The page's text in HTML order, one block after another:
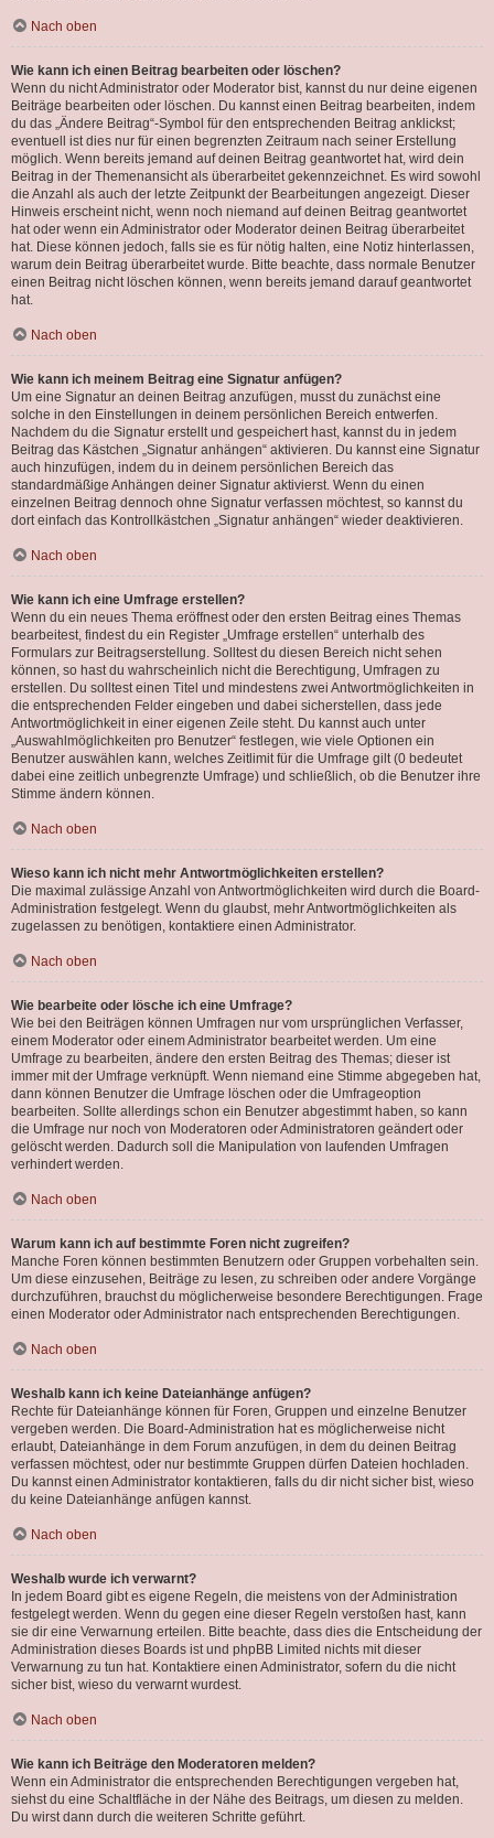
Nach oben
Wie kann ich einen Beitrag bearbeiten oder löschen?
Wenn du nicht Administrator oder Moderator bist, kannst du nur deine eigenen
Beiträge bearbeiten oder löschen. Du kannst einen Beitrag bearbeiten, indem
du das „Ändere Beitrag“-Symbol für den entsprechenden Beitrag anklickst;
eventuell ist dies nur für einen begrenzten Zeitraum nach seiner Erstellung
möglich. Wenn bereits jemand auf deinen Beitrag geantwortet hat, wird dein
Beitrag in der Themenansicht als überarbeitet gekennzeichnet. Es wird sowohl
die Anzahl als auch der letzte Zeitpunkt der Bearbeitungen angezeigt. Dieser
Hinweis erscheint nicht, wenn noch niemand auf deinen Beitrag geantwortet
hat oder wenn ein Administrator oder Moderator deinen Beitrag überarbeitet
hat. Diese können jedoch, falls sie es für nötig halten, eine Notiz hinterlassen,
warum dein Beitrag überarbeitet wurde. Bitte beachte, dass normale Benutzer
einen Beitrag nicht löschen können, wenn bereits jemand darauf geantwortet
hat.
Nach oben
Wie kann ich meinem Beitrag eine Signatur anfügen?
Um eine Signatur an deinen Beitrag anzufügen, musst du zunächst eine
solche in den Einstellungen in deinem persönlichen Bereich entwerfen.
Nachdem du die Signatur erstellt und gespeichert hast, kannst du in jedem
Beitrag das Kästchen „Signatur anhängen“ aktivieren. Du kannst eine Signatur
auch hinzufügen, indem du in deinem persönlichen Bereich das
standardmäßige Anhängen deiner Signatur aktivierst. Wenn du einen
einzelnen Beitrag dennoch ohne Signatur verfassen möchtest, so kannst du
dort einfach das Kontrollkästchen „Signatur anhängen“ wieder deaktivieren.
Nach oben
Wie kann ich eine Umfrage erstellen?
Wenn du ein neues Thema eröffnest oder den ersten Beitrag eines Themas
bearbeitest, findest du ein Register „Umfrage erstellen“ unterhalb des
Formulars zur Beitragserstellung. Solltest du diesen Bereich nicht sehen
können, so hast du wahrscheinlich nicht die Berechtigung, Umfragen zu
erstellen. Du solltest einen Titel und mindestens zwei Antwortmöglichkeiten in
die entsprechenden Felder eingeben und dabei sicherstellen, dass jede
Antwortmöglichkeit in einer eigenen Zeile steht. Du kannst auch unter
„Auswahlmöglichkeiten pro Benutzer“ festlegen, wie viele Optionen ein
Benutzer auswählen kann, welches Zeitlimit für die Umfrage gilt (0 bedeutet
dabei eine zeitlich unbegrenzte Umfrage) und schließlich, ob die Benutzer ihre
Stimme ändern können.
Nach oben
Wieso kann ich nicht mehr Antwortmöglichkeiten erstellen?
Die maximal zulässige Anzahl von Antwortmöglichkeiten wird durch die Board-
Administration festgelegt. Wenn du glaubst, mehr Antwortmöglichkeiten als
zugelassen zu benötigen, kontaktiere einen Administrator.
Nach oben
Wie bearbeite oder lösche ich eine Umfrage?
Wie bei den Beiträgen können Umfragen nur vom ursprünglichen Verfasser,
einem Moderator oder einem Administrator bearbeitet werden. Um eine
Umfrage zu bearbeiten, ändere den ersten Beitrag des Themas; dieser ist
immer mit der Umfrage verknüpft. Wenn niemand eine Stimme abgegeben hat,
dann können Benutzer die Umfrage löschen oder die Umfrageoption
bearbeiten. Sollte allerdings schon ein Benutzer abgestimmt haben, so kann
die Umfrage nur noch von Moderatoren oder Administratoren geändert oder
gelöscht werden. Dadurch soll die Manipulation von laufenden Umfragen
verhindert werden.
Nach oben
Warum kann ich auf bestimmte Foren nicht zugreifen?
Manche Foren können bestimmten Benutzern oder Gruppen vorbehalten sein.
Um diese einzusehen, Beiträge zu lesen, zu schreiben oder andere Vorgänge
durchzuführen, brauchst du möglicherweise besondere Berechtigungen. Frage
einen Moderator oder Administrator nach entsprechenden Berechtigungen.
Nach oben
Weshalb kann ich keine Dateianhänge anfügen?
Rechte für Dateianhänge können für Foren, Gruppen und einzelne Benutzer
vergeben werden. Die Board-Administration hat es möglicherweise nicht
erlaubt, Dateianhänge in dem Forum anzufügen, in dem du deinen Beitrag
verfassen möchtest, oder nur bestimmte Gruppen dürfen Dateien hochladen.
Du kannst einen Administrator kontaktieren, falls du dir nicht sicher bist, wieso
du keine Dateianhänge anfügen kannst.
Nach oben
Weshalb wurde ich verwarnt?
In jedem Board gibt es eigene Regeln, die meistens von der Administration
festgelegt werden. Wenn du gegen eine dieser Regeln verstoßen hast, kann
sie dir eine Verwarnung erteilen. Bitte beachte, dass dies die Entscheidung der
Administration dieses Boards ist und phpBB Limited nichts mit dieser
Verwarnung zu tun hat. Kontaktiere einen Administrator, sofern du die nicht
sicher bist, wieso du verwarnt wurdest.
Nach oben
Wie kann ich Beiträge den Moderatoren melden?
Wenn ein Administrator die entsprechenden Berechtigungen vergeben hat,
siehst du eine Schaltfläche in der Nähe des Beitrags, um diesen zu melden.
Du wirst dann durch die weiteren Schritte geführt.